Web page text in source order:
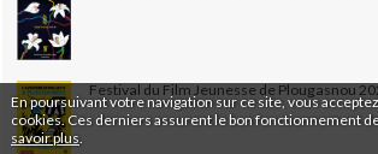
En poursuivant votre navigation sur ce site, vous
cookies. Ces derniers assurent le bon fonctionnement
savoir plus
Festival du Film Jeunesse de Plougasnou